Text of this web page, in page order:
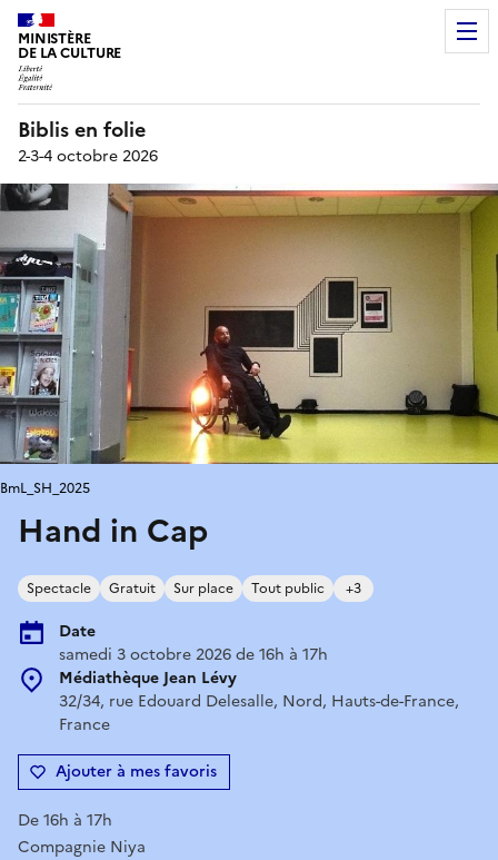
MINISTÈRE
DE LA CULTURE
Biblis en folie
2-3-4 octobre 2026
Hand in Cap
Spectacle Gratuit Sur place Tout public +3
Date
samedi 3 octobre 2026 de 16h à 17h
Médiathèque Jean Lévy
32/34, rue Edouard Delesalle, Nord, Hauts-de-France,
France
Ajouter à mes favoris
BmL_SH_2025
De 16h à 17h
Compagnie Niya